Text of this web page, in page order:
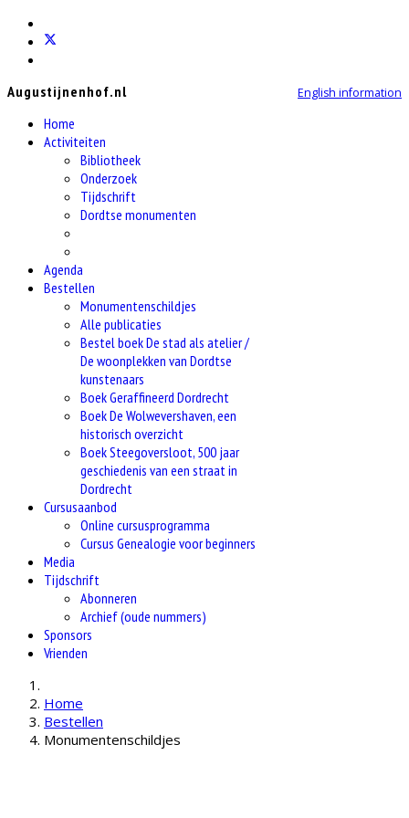
English information
Augustijnenhof.nl
Home
Activiteiten
Bibliotheek
Onderzoek
Tijdschrift
Dordtse monumenten
Agenda
Bestellen
Monumentenschildjes
Alle publicaties
Bestel boek De stad als atelier /
De woonplekken van Dordtse
kunstenaars
Boek Geraffineerd Dordrecht
Boek De Wolwevershaven, een
historisch overzicht
Boek Steegoversloot, 500 jaar
geschiedenis van een straat in
Dordrecht
Cursusaanbod
Online cursusprogramma
Cursus Genealogie voor beginners
Media
Tijdschrift
Abonneren
Archief (oude nummers)
Sponsors
Vrienden
Home
Bestellen
Monumentenschildjes